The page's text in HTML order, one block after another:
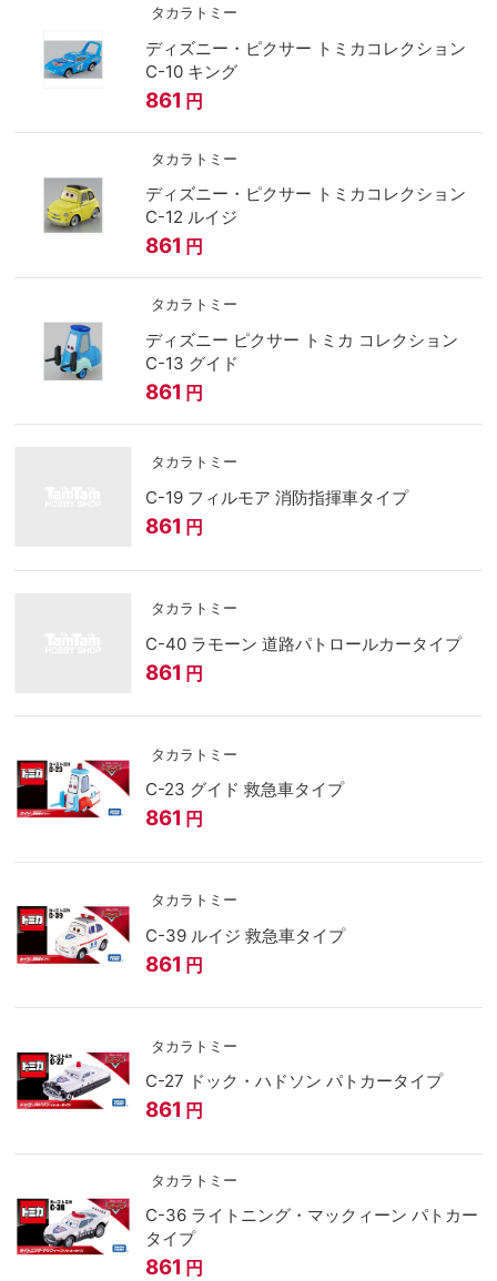
タカラトミー
ディズニー・ピクサー トミカコレクション
C-10 キング
861 円
タカラトミー
ディズニー・ピクサー トミカコレクション
C-12 ルイジ
861 円
タカラトミー
ディズニー ピクサー トミカ コレクション
C-13 グイド
861 円
タカラトミー
C-19 フィルモア 消防指揮車タイプ
861 円
タカラトミー
C-40 ラモーン 道路パトロールカータイプ
861 円
タカラトミー
C-23 グイド 救急車タイプ
861 円
タカラトミー
C-39 ルイジ 救急車タイプ
861 円
タカラトミー
C-27 ドック・ハドソン パトカータイプ
861 円
タカラトミー
C-36 ライトニング・マックィーン パトカー
タイプ
861 円